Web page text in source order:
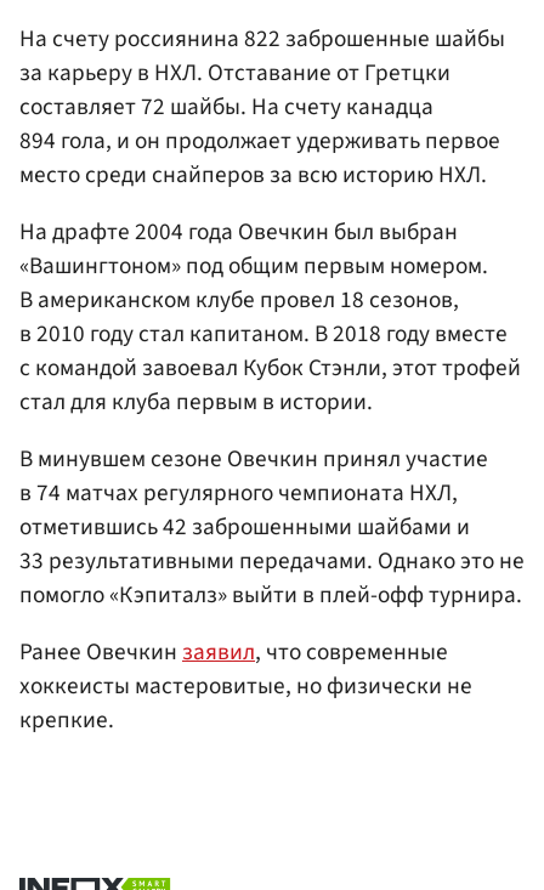
На счету россиянина 822 заброшенные шайбы
за карьеру в НХЛ. Отставание от Гретцки
составляет 72 шайбы. На счету канадца
894 гола, и он продолжает удерживать первое
место среди снайперов за всю историю НХЛ.
На драфте 2004 года Овечкин был выбран
«Вашингтоном» под общим первым номером.
В американском клубе провел 18 сезонов,
в 2010 году стал капитаном. В 2018 году вместе
с командой завоевал Кубок Стэнли, этот трофей
стал для клуба первым в истории.
В минувшем сезоне Овечкин принял участие
в 74 матчах регулярного чемпионата НХЛ,
отметившись 42 заброшенными шайбами и
33 результативными передачами. Однако это не
помогло «Кэпиталз» выйти в плей-офф турнира.
Ранее Овечкинзаявил, что современные
хоккеисты мастеровитые, но физически не
крепкие.